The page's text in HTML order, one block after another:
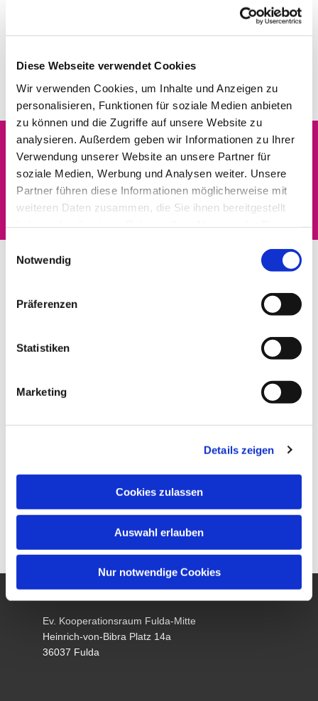
Diese Webseite verwendet Cookies
Wir verwenden Cookies, um Inhalte und Anzeigen zu
personalisieren, Funktionen für soziale Medien anbieten
zu können und die Zugriffe auf unsere Website zu
analysieren. Außerdem geben wir Informationen zu Ihrer
Verwendung unserer Website an unsere Partner für
soziale Medien, Werbung und Analysen weiter. Unsere
Partner führen diese Informationen möglicherweise mit
weiteren Daten zusammen, die Sie ihnen bereitgestellt
Notwendig
Präferenzen
Statistiken
Marketing
Details zeigen
Cookies zulassen
Auswahl erlauben
Nur notwendige Cookies
Dies könnte Sie auch
interessieren
Ev. Kooperationsraum Fulda-Mitte
Heinrich-von-Bibra Platz 14a
36037 Fulda